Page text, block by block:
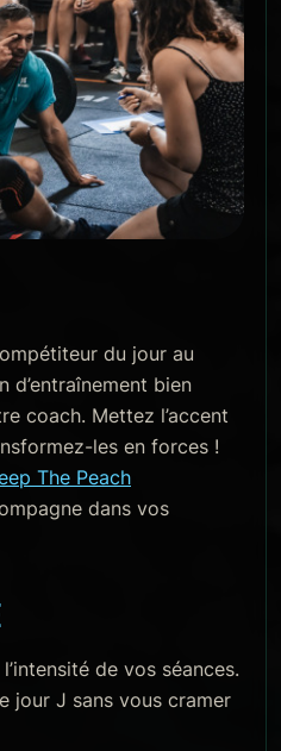
du jour au
d’entraînement bien
coach. Mettez l’accent
les en forces !
The Peach
dans vos
de vos séances.
jour J sans vous cramer